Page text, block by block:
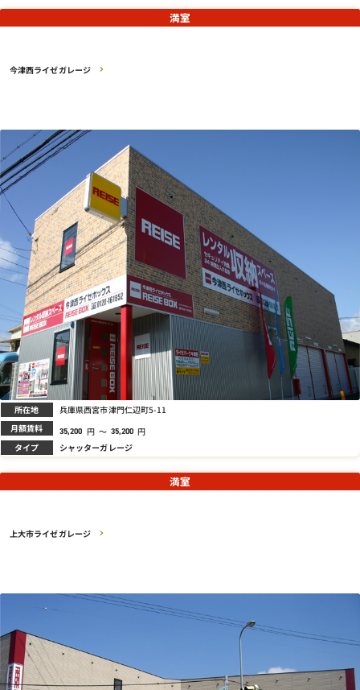
今津西ライゼガレージ
満室
所在地 兵庫県西宮市津門仁辺町5-11
月額賃料 35,200 円 ～ 35,200 円
タイプ シャッターガレージ
上大市ライゼガレージ
満室